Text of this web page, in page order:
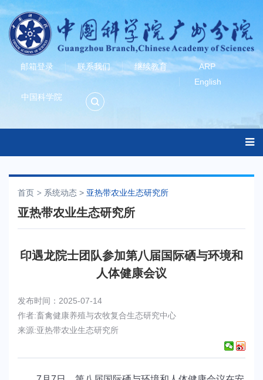
邮箱登录 联系我们 继续教育
ARP
English
中国科学院
首页 系统动态 > 亚热带农业生态研究所
亚热带农业生态研究所
印遇龙院士团队参加第八届国际硒与环境和
人体健康会议
发布时间：2025-07-14
作者:畜禽健康养殖与农牧复合生态研究中心
来源:亚热带农业生态研究所